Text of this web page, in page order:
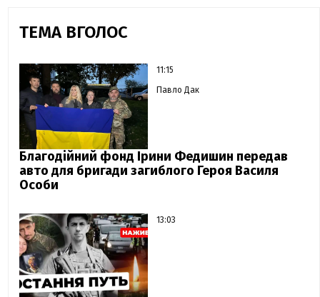
ТЕМА ВГОЛОС
11:15
Павло Дак
Благодійний фонд Ірини Федишин передав
авто для бригади загиблого Героя Василя
Особи
13:03